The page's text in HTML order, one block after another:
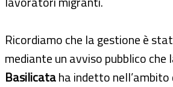
Ricordiamo che la gestione è
mediante un avviso pubblico che
Basilicataha indetto nell’ambito